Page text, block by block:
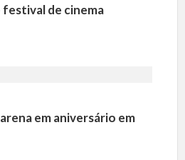
festival de cinema
em aniversário em